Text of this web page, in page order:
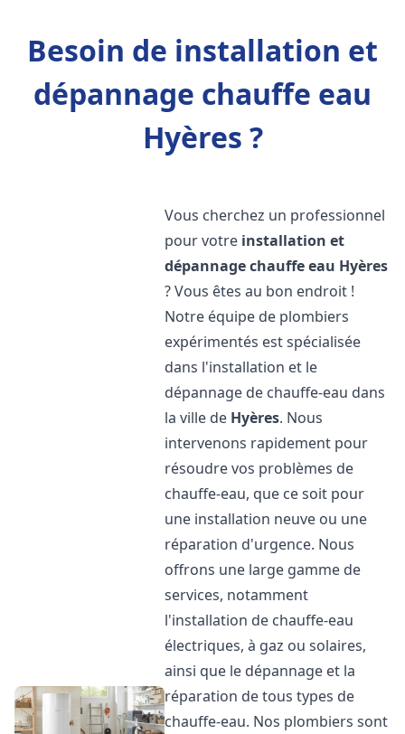
Besoin de installation et
dépannage chauffe eau
Hyères ?
Vous cherchez un professionnel
pour votre installation et
dépannage chauffe eau Hyères
? Vous êtes au bon endroit !
Notre équipe de plombiers
expérimentés est spécialisée
dans l'installation et le
dépannage de chauffe-eau dans
la ville de Hyères. Nous
intervenons rapidement pour
résoudre vos problèmes de
chauffe-eau, que ce soit pour
une installation neuve ou une
réparation d'urgence. Nous
offrons une large gamme de
services, notamment
l'installation de chauffe-eau
électriques, à gaz ou solaires,
ainsi que le dépannage et la
réparation de tous types de
chauffe-eau. Nos plombiers sont